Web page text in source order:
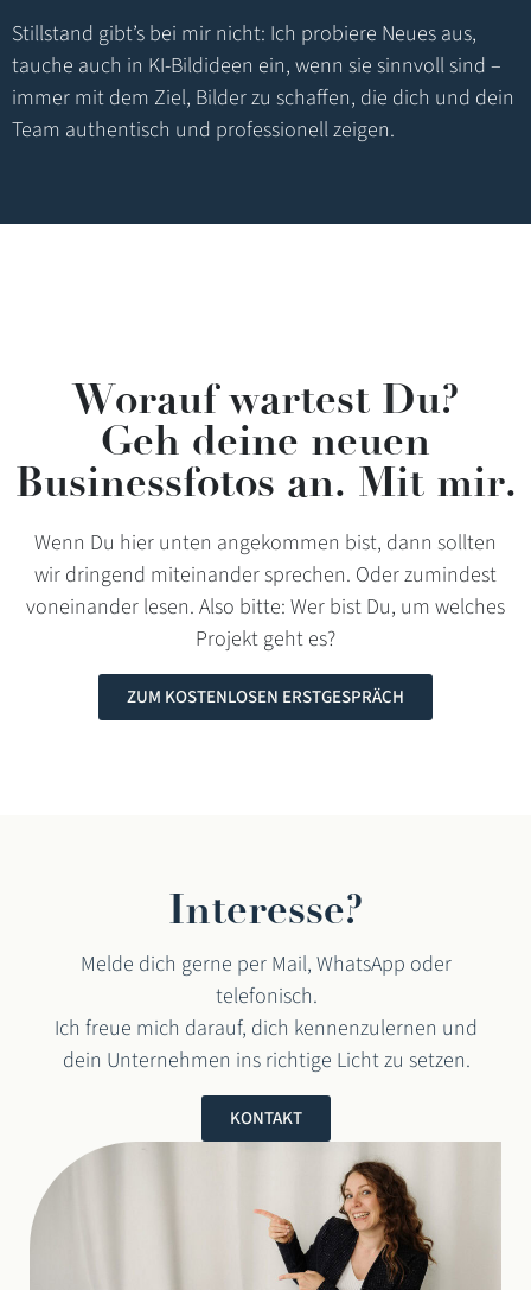
Stillstand gibt’s bei mir nicht: Ich probiere Neues aus,
tauche auch in KI-Bildideen ein, wenn sie sinnvoll sind –
immer mit dem Ziel, Bilder zu schaffen, die dich und dein
Team authentisch und professionell zeigen.
Worauf wartest Du?
Geh deine neuen
Businessfotos an. Mit mir.
Wenn Du hier unten angekommen bist, dann sollten
wir dringend miteinander sprechen. Oder zumindest
voneinander lesen. Also bitte: Wer bist Du, um welches
Projekt geht es?
ZUM KOSTENLOSEN ERSTGESPRÄCH
Interesse?
Melde dich gerne per Mail, WhatsApp oder
telefonisch.
Ich freue mich darauf, dich kennenzulernen und
dein Unternehmen ins richtige Licht zu setzen.
KONTAKT